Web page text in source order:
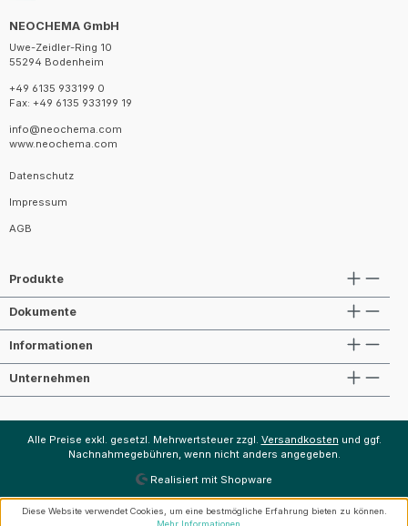
NEOCHEMA GmbH
Uwe-Zeidler-Ring 10
55294 Bodenheim
+49 6135 933199 0
Fax: +49 6135 933199 19
info@neochema.com
www.neochema.com
Datenschutz
Impressum
AGB
Produkte
Dokumente
Informationen
Unternehmen
Alle Preise exkl. gesetzl. Mehrwertsteuer zzgl. Versandkosten und ggf.
Nachnahmegebühren, wenn nicht anders angegeben.
Realisiert mit Shopware
Diese Website verwendet Cookies, um eine bestmögliche Erfahrung bieten zu können.
Mehr Informationen ...